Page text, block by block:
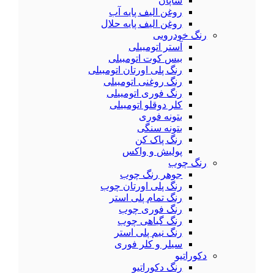
روغن الیف پایه آب
روغن الیف پایه حلال
رنگ خودرویی
آستر اتومبیلی
بیس کوت اتومبیلی
رنگ پلی اورتان اتومبیلی
رنگ روغنی اتومبیلی
رنگ فوری اتومبیلی
کلر دوقلو اتومبیلی
بتونه فوری
بتونه سنگی
رنگ پاک کن
پولیش و واکس
رنگ چوب
جوهر رنگ چوب
رنگ پلی اورتان چوب
رنگ تمام پلی استر
رنگ فوری چوب
رنگ گیاهی چوب
رنگ نیم پلی استر
سیلر و کلر فوری
دکوراتیو
رنگ دکوراتیو